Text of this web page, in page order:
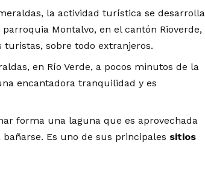
la actividad turística se desarrolla
Montalvo, en el cantón Rioverde,
turistas, sobre todo extranjeros.
en Río Verde, a pocos minutos de la
encantadora tranquilidad y es
forma una laguna que es aprovechada
Es uno de sus principales sitios